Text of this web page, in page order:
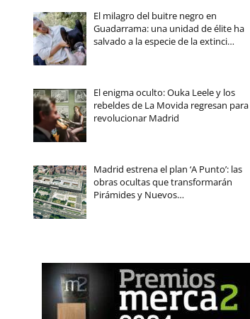
El milagro del buitre negro en
Guadarrama: una unidad de élite ha
salvado a la especie de la extinci…
El enigma oculto: Ouka Leele y los
rebeldes de La Movida regresan para
revolucionar Madrid
Madrid estrena el plan ‘A Punto’: las
obras ocultas que transformarán
Pirámides y Nuevos…